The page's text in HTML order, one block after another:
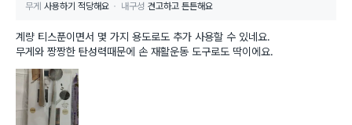
무게 사용하기 적당해요 내구성 견고하고 튼튼해요
계량 티스푼이면서 몇 가지 용도로도 추가 사용할 수 있네요.
무게와 짱짱한 탄성력때문에 손 재활운동 도구로도 딱이에요.